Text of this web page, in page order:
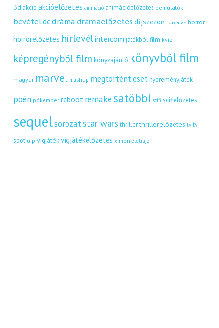
3d akció akcióelőzetes animáció animációelőzetes bemutatók
bevételdcdráma drámaelőzetes díjszezon forgatás horror
horrorelőzetes hírlevélintercom játékból film kvíz
képregényből film könyvajánló könyvből film
magyar marvel mashup megtörtént eset nyereményjáték
poén pókember reboot remakesatöbbi scifi scifielőzetes
sequelsorozat star wars thriller thrillerelőzetes tv tv
spot uip vígjátékvígjátékelőzetes x men életrajz